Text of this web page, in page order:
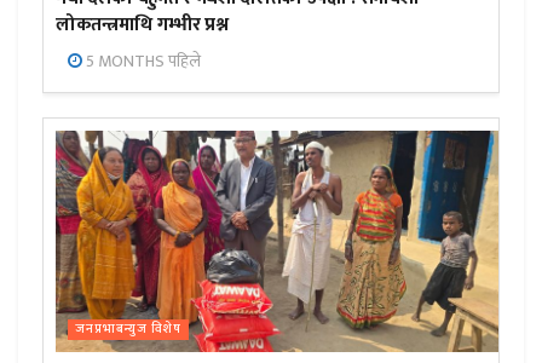
लोकतन्त्रमाथि गम्भीर प्रश्न
5 MONTHS पहिले
जनप्रभाबन्युज विशेष